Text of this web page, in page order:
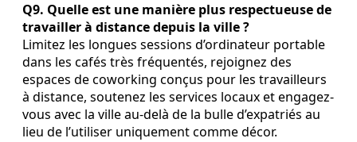
Q9. Quelle est une manière plus respectueuse de
travailler à distance depuis la ville ?
Limitez les longues sessions d’ordinateur portable
dans les cafés très fréquentés, rejoignez des
espaces de coworking conçus pour les travailleurs
à distance, soutenez les services locaux et engagez-
vous avec la ville au-delà de la bulle d’expatriés au
lieu de l’utiliser uniquement comme décor.